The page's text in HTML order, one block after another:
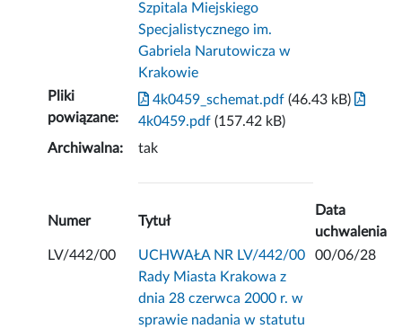
Szpitala Miejskiego
Specjalistycznego im.
Gabriela Narutowicza w
Krakowie
Pliki
powiązane:
4k0459_schemat.pdf (46.43 kB)
4k0459.pdf (157.42 kB)
Archiwalna:
tak
Numer Tytuł
Data
uchwalenia
LV/442/00
UCHWAŁA NR LV/442/00
Rady Miasta Krakowa z
dnia 28 czerwca 2000 r. w
sprawie nadania w statutu
00/06/28